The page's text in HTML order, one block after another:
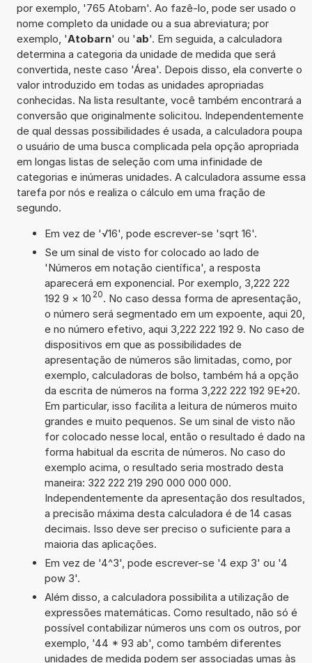
por exemplo, '765 Atobarn'. Ao fazê-lo, pode ser usado o
nome completo da unidade ou a sua abreviatura; por
exemplo, 'Atobarn' ou 'ab'. Em seguida, a calculadora
determina a categoria da unidade de medida que será
convertida, neste caso 'Área'. Depois disso, ela converte o
valor introduzido em todas as unidades apropriadas
conhecidas. Na lista resultante, você também encontrará a
conversão que originalmente solicitou. Independentemente
de qual dessas possibilidades é usada, a calculadora poupa
o usuário de uma busca complicada pela opção apropriada
em longas listas de seleção com uma infinidade de
categorias e inúmeras unidades. A calculadora assume essa
tarefa por nós e realiza o cálculo em uma fração de
segundo.
Em vez de '√16', pode escrever-se 'sqrt 16'.
Se um sinal de visto for colocado ao lado de
'Números em notação científica', a resposta
aparecerá em exponencial. Por exemplo, 3,222 222
192 9 × 10 20. No caso dessa forma de apresentação,
o número será segmentado em um expoente, aqui 20,
e no número efetivo, aqui 3,222 222 192 9. No caso de
dispositivos em que as possibilidades de
apresentação de números são limitadas, como, por
exemplo, calculadoras de bolso, também há a opção
da escrita de números na forma 3,222 222 192 9E+20.
Em particular, isso facilita a leitura de números muito
grandes e muito pequenos. Se um sinal de visto não
for colocado nesse local, então o resultado é dado na
forma habitual da escrita de números. No caso do
exemplo acima, o resultado seria mostrado desta
maneira: 322 222 219 290 000 000 000.
Independentemente da apresentação dos resultados,
a precisão máxima desta calculadora é de 14 casas
decimais. Isso deve ser preciso o suficiente para a
maioria das aplicações.
Em vez de '4^3', pode escrever-se '4 exp 3' ou '4
pow 3'.
Além disso, a calculadora possibilita a utilização de
expressões matemáticas. Como resultado, não só é
possível contabilizar números uns com os outros, por
exemplo, '44 * 93 ab', como também diferentes
unidades de medida podem ser associadas umas às